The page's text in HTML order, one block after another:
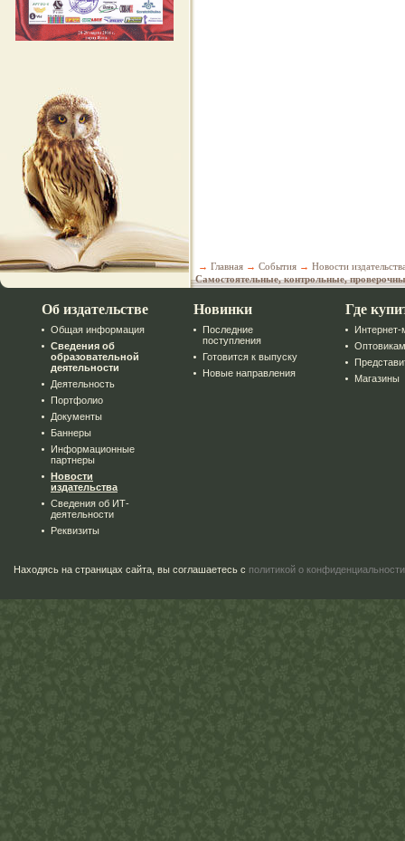
→ Главная → События → Новости
Самостоятельные, контрольные,
Об издательстве
Общая информация
Сведения об
образовательной
деятельности
Деятельность
Портфолио
Документы
Баннеры
Информационные
партнеры
Новости
издательства
Сведения об ИТ-
деятельности
Реквизиты
Новинки
Последние
поступления
Готовится к выпуску
Новые направления
Где
Интернет-
Оптовикам
Магазины
Находясь на страницах сайта, вы соглашаетесь с политикой о конфиденциальности